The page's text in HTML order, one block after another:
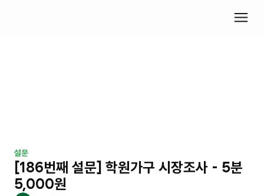
설문
[186번째 설문] 학원가구 시장조사 - 5분
5,000원